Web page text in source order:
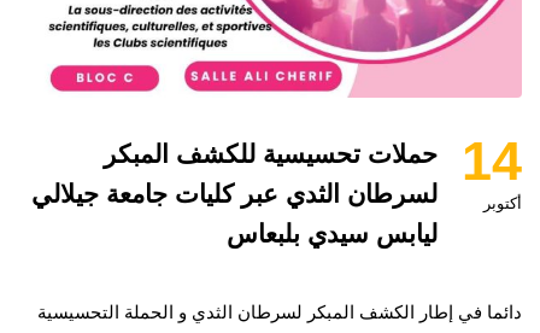
14
أكتوبر
حملات تحسيسية للكشف المبكر
لسرطان الثدي عبر كليات جامعة جيلالي
ليابس سيدي بلبعاس
دائما في إطار الكشف المبكر لسرطان الثدي و الحملة التحسيسية